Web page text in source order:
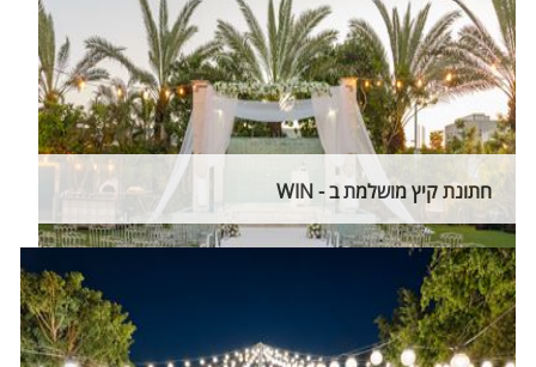
חתונת קיץ מושלמת ב - WIN